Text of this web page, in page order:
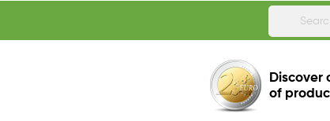
Discover
of